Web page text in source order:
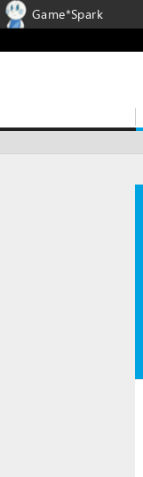
Game*Spark